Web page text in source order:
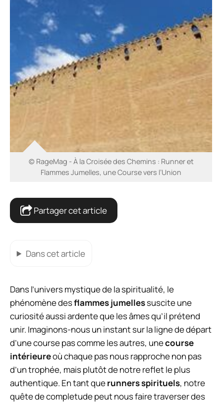
© RageMag - À la Croisée des Chemins : Runner et
Flammes Jumelles, une Course vers l’Union
Partager cet article
Dans cet article
Dans l’univers mystique de la spiritualité, le
phénomène desflammes jumellessuscite une
curiosité aussi ardente que les âmes qu’il prétend
unir. Imaginons-nous un instant sur la ligne de départ
d’une course pas comme les autres, unecourse
intérieureoù chaque pas nous rapproche non pas
d’un trophée, mais plutôt de notre reflet le plus
authentique. En tant querunners spirituels, notre
quête de completude peut nous faire traverser des